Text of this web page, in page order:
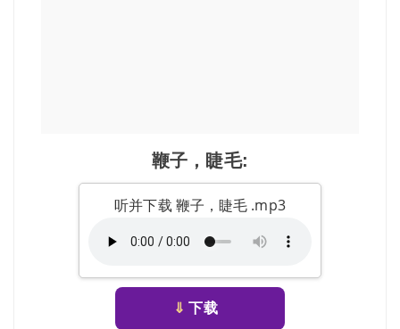
鞭子，睫毛:
听并下载 鞭子，睫毛 .mp3
⇓ 下载